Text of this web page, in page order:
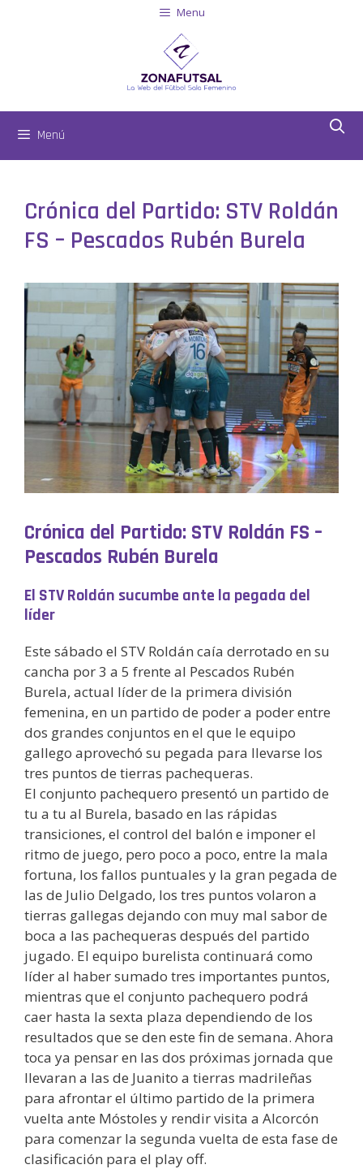
Menu
Menú
Crónica del Partido: STV Roldán
FS – Pescados Rubén Burela
Crónica del Partido: STV Roldán FS –
Pescados Rubén Burela
El STV Roldán sucumbe ante la pegada del
líder
Este sábado el STV Roldán caía derrotado en su
cancha por 3 a 5 frente al Pescados Rubén
Burela, actual líder de la primera división
femenina, en un partido de poder a poder entre
dos grandes conjuntos en el que le equipo
gallego aprovechó su pegada para llevarse los
tres puntos de tierras pachequeras.
El conjunto pachequero presentó un partido de
tu a tu al Burela, basado en las rápidas
transiciones, el control del balón e imponer el
ritmo de juego, pero poco a poco, entre la mala
fortuna, los fallos puntuales y la gran pegada de
las de Julio Delgado, los tres puntos volaron a
tierras gallegas dejando con muy mal sabor de
boca a las pachequeras después del partido
jugado. El equipo burelista continuará como
líder al haber sumado tres importantes puntos,
mientras que el conjunto pachequero podrá
caer hasta la sexta plaza dependiendo de los
resultados que se den este fin de semana. Ahora
toca ya pensar en las dos próximas jornada que
llevaran a las de Juanito a tierras madrileñas
para afrontar el último partido de la primera
vuelta ante Móstoles y rendir visita a Alcorcón
para comenzar la segunda vuelta de esta fase de
clasificación para el play off.